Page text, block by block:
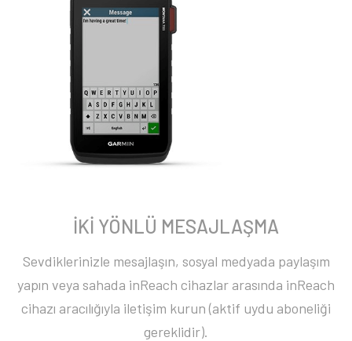
İKİ YÖNLÜ MESAJLAŞMA
Sevdiklerinizle mesajlaşın, sosyal medyada paylaşım
yapın veya sahada inReach cihazlar arasında inReach
cihazı aracılığıyla iletişim kurun (aktif uydu aboneliği
gereklidir).